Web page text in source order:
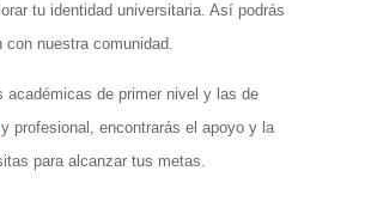
tu identidad universitaria. Así podrás
nuestra comunidad.
académicas de primer nivel y las de
y profesional, encontrarás el apoyo y la
para alcanzar tus metas.